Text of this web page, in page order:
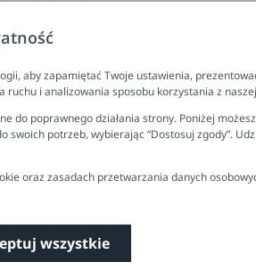
spokojne mamy
aby zapamiętać Twoje ustawienia,
ruchu i analizowania sposobu korzystania z
do poprawnego działania strony. Poniżej
swoich potrzeb, wybierając “Dostosuj zgody”.
oraz zasadach przetwarzania danych
wszystkie